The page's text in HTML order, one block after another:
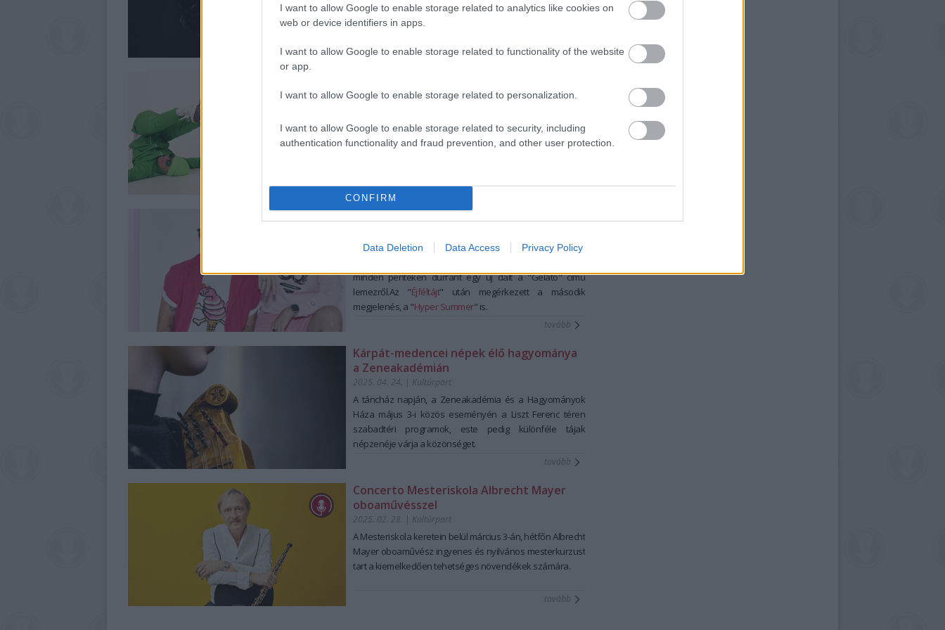
I want to allow Google to enable storage related to analytics like cookies on
web or device identifiers in apps.
I want to allow Google to enable storage related to functionality of the website
or app.
I want to allow Google to enable storage related to personalization.
I want to allow Google to enable storage related to security, including
authentication functionality and fraud prevention, and other user protection.
CONFIRM
Data Deletion Data Access Privacy Policy
A mindössze 23 éves, osztrák-filippínó kontratenor, JJ, a
„Wasted Love" című balladájával elsöprő győzelmet
tovább
és biokertészkedés a Bëlga új lemezén
Mindenféle felvezetés nélkül megjelent a Bëlga új
nagylemeze Egyre gondolunk címmel. A dalok az együttes
tovább
Fluorék visszahozzák a VIVA TV-t – itt a
2025. 05. 12.|Kultúrpart
minden pénteken durrant egy új dalt a "Gelato" című
lemezről.Az "Éjféltájt" után megérkezett a második
megjelenés, a "Hyper Summer" is.
tovább
Kárpát-medencei népek élő hagyománya
a Zeneakadémián
2025. 04. 24. | Kultúrpart
A táncház napján, a Zeneakadémia és a Hagyományok
Háza május 3-i közös eseményén a Liszt Ferenc téren
szabadtéri programok, este pedig különféle tájak
népzenéje várja a közönséget.
tovább
Concerto Mesteriskola Albrecht Mayer
oboaművésszel
2025. 02. 28. | Kultúrpart
A Mesteriskola keretein belül március 3-án, hétfőn Albrecht
Mayer oboaművész ingyenes és nyilvános mesterkurzust
tart a kiemelkedően tehetséges növendékek számára.
tovább